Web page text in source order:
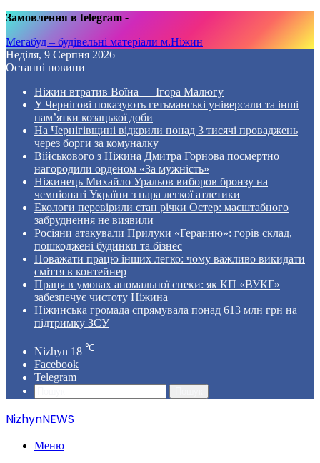
Замовлення в telegram -
Мегабуд – будівельні матеріали м.Ніжин
Неділя, 9 Серпня 2026
Останні новини
Ніжин втратив Воїна — Ігора Малюгу
У Чернігові показують гетьманські універсали та інші
пам’ятки козацької доби
На Чернігівщині відкрили понад 3 тисячі проваджень
через борги за комуналку
Військового з Ніжина Дмитра Горнова посмертно
нагородили орденом «За мужність»
Ніжинець Михайло Уральов виборов бронзу на
чемпіонаті України з пара легкої атлетики
Екологи перевірили стан річки Остер: масштабного
забруднення не виявили
Росіяни атакували Прилуки «Геранню»: горів склад,
пошкоджені будинки та бізнес
Поважати працю інших легко: чому важливо викидати
сміття в контейнер
Праця в умовах аномальної спеки: як КП «ВУКГ»
забезпечує чистоту Ніжина
Ніжинська громада спрямувала понад 613 млн грн на
підтримку ЗСУ
Nizhyn 18 ℃
Facebook
Telegram
NizhynNEWS
Меню